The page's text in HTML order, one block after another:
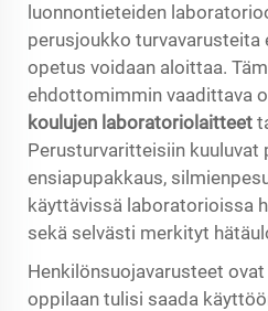
luonnontieteiden
perusjoukko turvavarusteita
opetus voidaan aloittaa.
ehdottomimmin vaadittava
koulujen laboratoriolaitteet
Perusturvaritteisiin kuuluvat
ensiapupakkaus,
käyttävissä laboratorioissa
sekä selvästi merkityt
Henkilönsuojavarusteet
oppilaan tulisi saada